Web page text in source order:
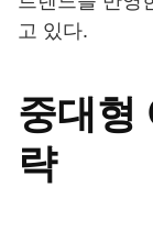
고 있다.
중대형
략